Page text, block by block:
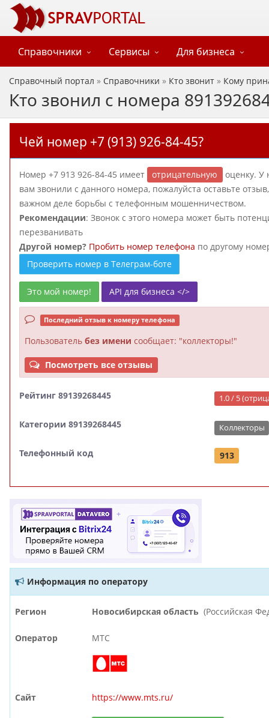
Справочники Сервисы Для бизнеса
Справочный портал » Справочники » Кто звонит » Кому
Кто звонил с номера
Чей номер +7 (913) 926-84-45?
Номер +7 913 926-84-45 имеет отрицательную
оценку. У
вам звонили с данного номера, пожалуйста оставьте
важном деле борьбы с телефонным мошенничеством.
Рекомендации: Звонок с этого номера может быть
перезванивать
Другой номер? Пробить номер телефона по другому
Проверить номер в Телеграм-боте
Это мой номер! API для бизнеса </>
Последний отзыв к номеру телефона
Пользователь без имени сообщает: "коллекторы!"
Посмотреть все отзывы
Рейтинг 89139268445 1.0 / 5
Категории 89139268445 Коллекторы
Телефонный код 913
Информация по оператору
Регион Новосибирская область (Российская
Оператор МТС
Сайт https://www.mts.ru/